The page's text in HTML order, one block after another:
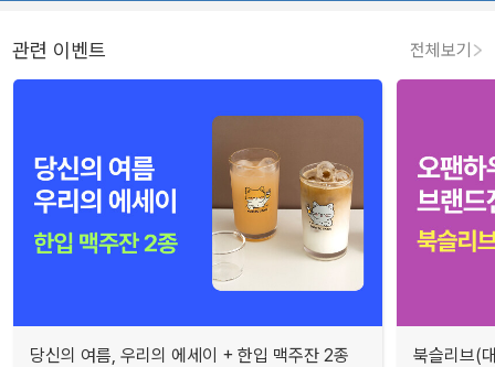
관련 이벤트 전체보기
당신의 여름, 우리의 에세이 + 한입 맥주잔 2종
북슬리브(